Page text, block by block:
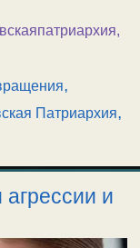
,
,
Патриархия,
и